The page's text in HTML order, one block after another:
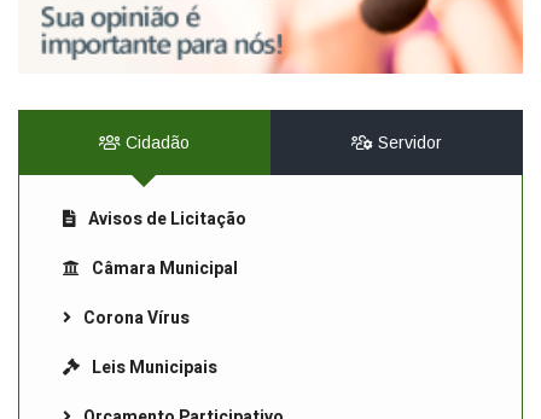
Cidadão Servidor
Avisos de Licitação
Câmara Municipal
Corona Vírus
Leis Municipais